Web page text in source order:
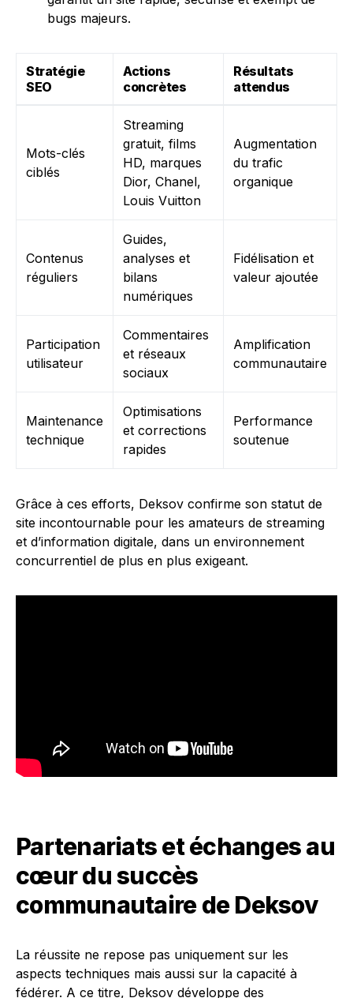
bugs majeurs.
Stratégie
SEO
Actions
concrètes
Résultats
attendus
Mots-clés
ciblés
Streaming
gratuit, films
HD, marques
Dior, Chanel,
Louis Vuitton
Augmentation
du trafic
organique
Contenus
réguliers
Guides,
analyses et
bilans
numériques
Fidélisation et
valeur ajoutée
Participation
utilisateur
Commentaires
et réseaux
sociaux
Amplification
communautaire
Maintenance
technique
Optimisations
et corrections
rapides
Performance
soutenue
Grâce à ces efforts, Deksov confirme son statut de
site incontournable pour les amateurs de streaming
et d’information digitale, dans un environnement
concurrentiel de plus en plus exigeant.
Partenariats et échanges au
cœur du succès
communautaire de Deksov
La réussite ne repose pas uniquement sur les
aspects techniques mais aussi sur la capacité à
fédérer. A ce titre, Deksov développe des